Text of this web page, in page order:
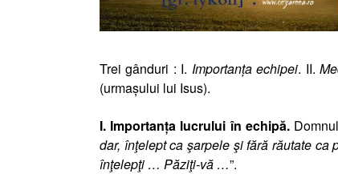
Trei gânduri : I. Importanţa echipei. II.
(urmaşului lui Isus).
I. Importanţa lucrului în echipă.
dar, înţelept ca şarpele şi fără răutate ca
înţelepţi … Păziţi-vă …”.